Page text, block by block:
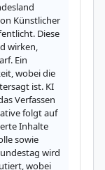
Künstlicher
Diese
wirken,
Ein
wobei die
ist. KI
Verfassen
folgt auf
Inhalte
sowie
wird
wobei